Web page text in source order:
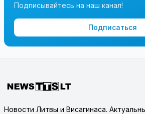
Подписывайтесь на наш канал!
Подписаться
Новости Литвы и Висагинаса.